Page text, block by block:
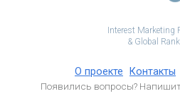
Interest Marketing
& Global
О проекте Контакты
Появились вопросы?